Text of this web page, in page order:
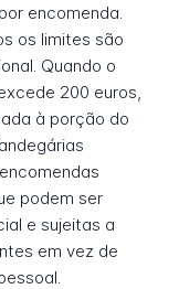
encomenda.
os limites são
Quando o
200 euros,
à porção do
podem ser
e sujeitas a
em vez de